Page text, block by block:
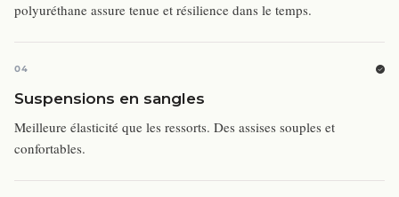
polyuréthane assure tenue et résilience dans le temps.
04
Suspensions en sangles
Meilleure élasticité que les ressorts. Des assises souples et
confortables.